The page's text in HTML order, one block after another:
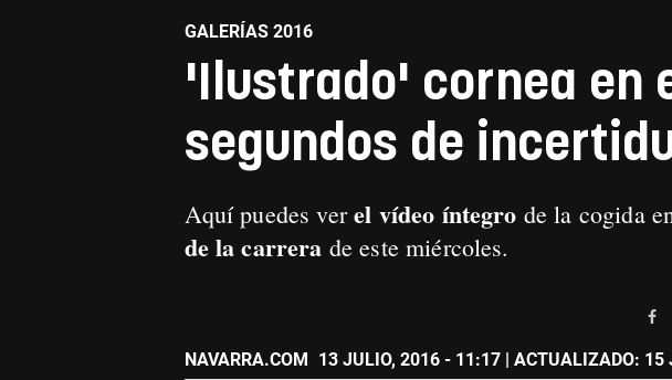
GALERÍAS 2016
'Ilustrado' cornea en
segundos de
Aquí puedes verel vídeo íntegro de la cogida
de la carrera de este miércoles.
NAVARRA.COM 13 JULIO, 2016 - 11:17| ACTUALIZADO: 15